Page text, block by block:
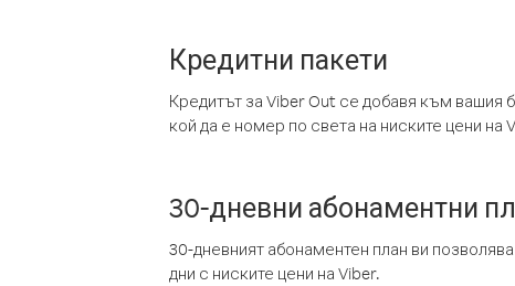
Кредитни пакети
Кредитът за Viber Out се добавя към вашия
кой да е номер по света на ниските цени на
30-дневни абонаментни
30-дневният абонаментен план ви
дни с ниските цени на Viber.